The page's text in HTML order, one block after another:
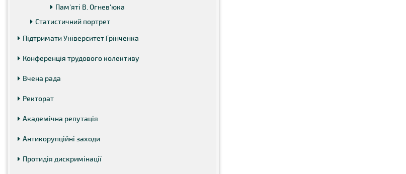
Пам'яті В. Огнев'юка
Статистичний портрет
Підтримати Університет Грінченка
Конференція трудового колективу
Вчена рада
Ректорат
Академічна репутація
Антикорупційні заходи
Протидія дискримінації